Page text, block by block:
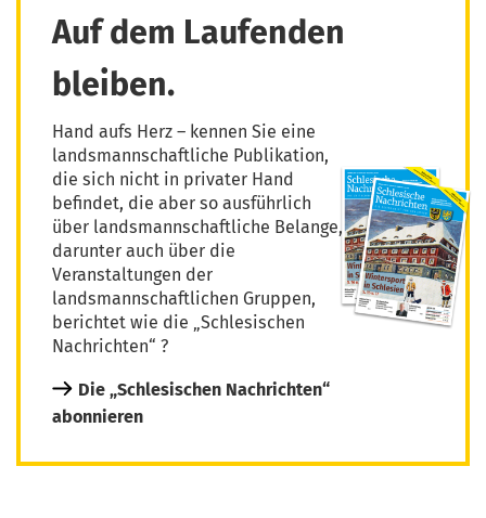
Auf dem Laufenden
bleiben.
Hand aufs Herz – kennen Sie eine
landsmannschaftliche Publikation,
die sich nicht in privater Hand
befindet, die aber so ausführlich
über landsmannschaftliche Belange,
darunter auch über die
Veranstaltungen der
landsmannschaftlichen Gruppen,
berichtet wie die „Schlesischen
Nachrichten“ ?
Die „Schlesischen Nachrichten“
abonnieren